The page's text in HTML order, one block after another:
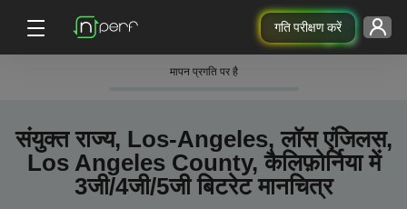
गति परीक्षण करें
मापन प्रगति पर है
संयुक्त राज्य, Los-Angeles, लॉस एंजिलस,
Los Angeles County, कैलिफ़ोर्निया में
3जी/4जी/5जी बिटरेट मानचित्र